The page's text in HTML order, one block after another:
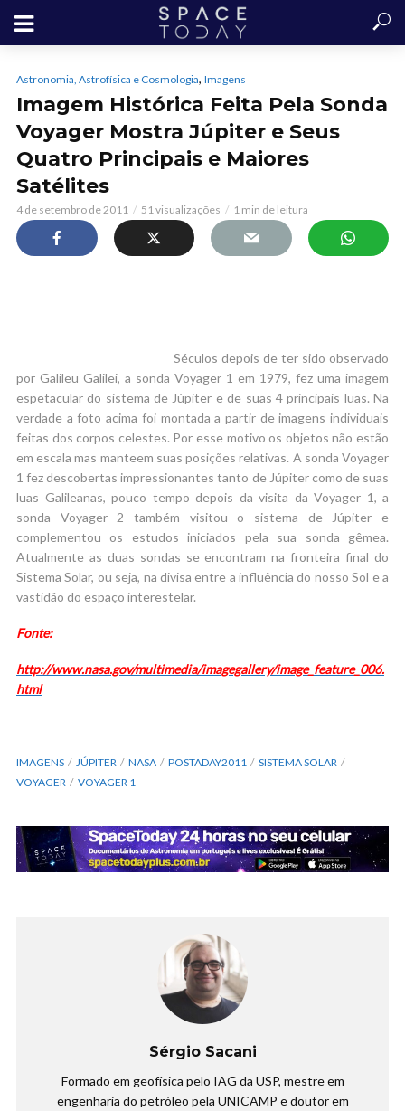
Astronomia, Astrofísica e Cosmologia, Imagens
Imagem Histórica Feita Pela Sonda
Voyager Mostra Júpiter e Seus
Quatro Principais e Maiores
Satélites
4 de setembro de 2011 51 visualizações 1 min de leitura
Séculos depois de ter sido observado
por Galileu Galilei, a sonda Voyager 1 em 1979, fez uma imagem
espetacular do sistema de Júpiter e de suas 4 principais luas. Na
verdade a foto acima foi montada a partir de imagens individuais
feitas dos corpos celestes. Por esse motivo os objetos não estão
em escala mas manteem suas posições relativas. A sonda Voyager
1 fez descobertas impressionantes tanto de Júpiter como de suas
luas Galileanas, pouco tempo depois da visita da Voyager 1, a
sonda Voyager 2 também visitou o sistema de Júpiter e
complementou os estudos iniciados pela sua sonda gêmea.
Atualmente as duas sondas se encontram na fronteira final do
Sistema Solar, ou seja, na divisa entre a influência do nosso Sol e a
vastidão do espaço interestelar.
Fonte:
http://www.nasa.gov/multimedia/imagegallery/image_feature_006.
html
IMAGENS JÚPITER NASA POSTADAY2011
SISTEMA SOLAR
VOYAGER
VOYAGER 1
Sérgio Sacani
Formado em geofísica pelo IAG da USP, mestre em
engenharia do petróleo pela UNICAMP e doutor em